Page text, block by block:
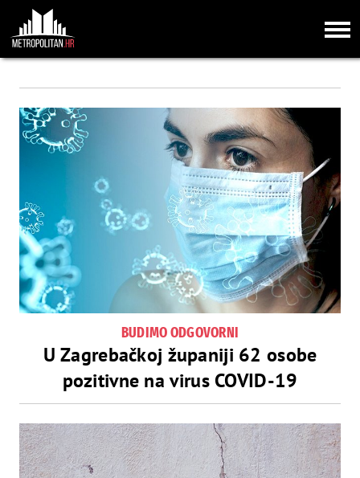
BUDIMO ODGOVORNI
U Zagrebačkoj županiji 62 osobe
pozitivne na virus COVID-19